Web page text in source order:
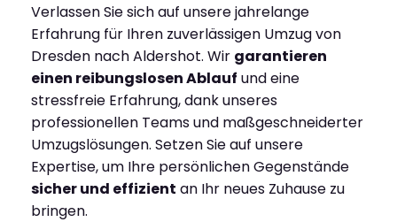
Verlassen Sie sich auf unsere jahrelange
Erfahrung für Ihren zuverlässigen Umzug von
Dresden nach Aldershot. Wir garantieren
einen reibungslosen Ablauf und eine
stressfreie Erfahrung, dank unseres
professionellen Teams und maßgeschneiderter
Umzugslösungen. Setzen Sie auf unsere
Expertise, um Ihre persönlichen Gegenstände
sicher und effizient an Ihr neues Zuhause zu
bringen.